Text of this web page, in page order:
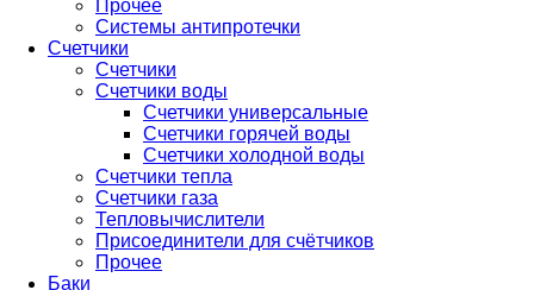
Прочее
Системы антипротечки
Счетчики
Счетчики
Счетчики воды
Счетчики универсальные
Счетчики горячей воды
Счетчики холодной воды
Счетчики тепла
Счетчики газа
Тепловычислители
Присоединители для счётчиков
Прочее
Баки